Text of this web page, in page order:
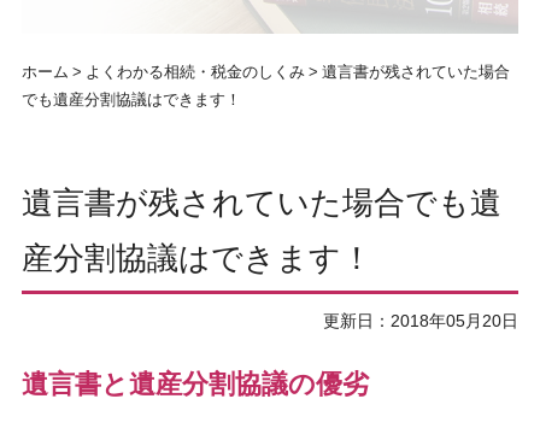
ホーム よくわかる相続・税金のしくみ
遺言書が残されていた場合
でも遺産分割協議はできます！
遺言書が残されていた場合でも遺
産分割協議はできます！
更新日：2018年05月20日
遺言書と遺産分割協議の優劣